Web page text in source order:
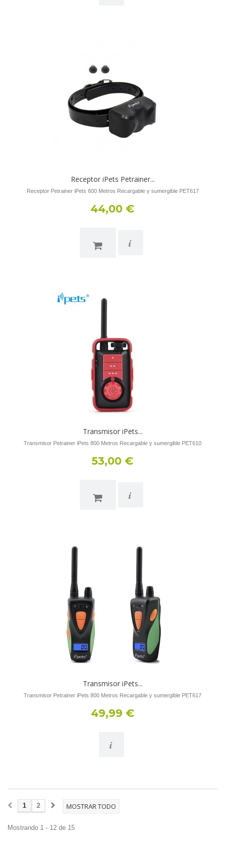
Receptor iPets Petrainer...
Receptor Petrainer iPets 600 Metros Recargable y sumergible PET617
44,00 €
i
Transmisor iPets...
Transmisor Petrainer iPets 800 Metros Recargable y sumergible PET610
53,00 €
i
Transmisor iPets...
Transmisor Petrainer iPets 800 Metros Recargable y sumergible PET617
49,99 €
i
MOSTRAR TODO
1 2
Mostrando 1 - 12 de 15